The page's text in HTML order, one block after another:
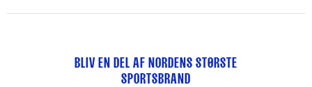
BLIV EN DEL AF NORDENS STØRSTE
SPORTSBRAND